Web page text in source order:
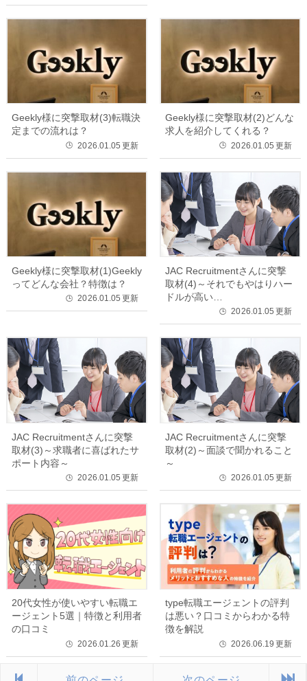
Geekly様に突撃取材(3)転職決
定までの流れは？
🕒 2026.01.05 更新
Geekly様に突撃取材(2)どんな
求人を紹介してくれる？
🕒 2026.01.05 更新
Geekly様に突撃取材(1)Geekly
ってどんな会社？特徴は？
🕒 2026.01.05 更新
JAC Recruitmentさんに突撃
取材(4)～それでもやはりハー
ドルが高い…
🕒 2026.01.05 更新
JAC Recruitmentさんに突撃
取材(3)～求職者に喜ばれたサ
ポート内容～
🕒 2026.01.05 更新
JAC Recruitmentさんに突撃
取材(2)～面談で聞かれること
～
🕒 2026.01.05 更新
20代女性が使いやすい転職エ
ージェント5選｜特徴と利用者
の口コミ
🕒 2026.01.26 更新
type転職エージェントの評判
は悪い？口コミからわかる特
徴を解説
🕒 2026.06.19 更新